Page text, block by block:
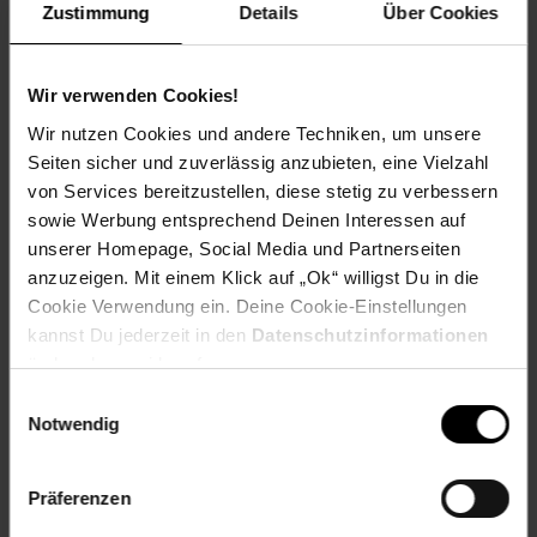
Zustimmung Details Über Cookies
Wir verwenden Cookies!
Wir nutzen Cookies und andere Techniken, um unsere
Seiten sicher und zuverlässig anzubieten, eine Vielzahl
von Services bereitzustellen, diese stetig zu verbessern
sowie Werbung entsprechend Deinen Interessen auf
unserer Homepage, Social Media und Partnerseiten
anzuzeigen. Mit einem Klick auf „Ok“ willigst Du in die
Cookie Verwendung ein. Deine Cookie-Einstellungen
kannst Du jederzeit in den Datenschutzinformationen
ändern bzw. widerrufen.
Notwendig
Präferenzen
geeignet.
Hochwertige Qualität
Modernes Design
Maschinenproduktion
240 x 300 cm
Material:
100 % Polypropylen
verwenden ( nicht enthalten).
Artikelnummer: 2679622000